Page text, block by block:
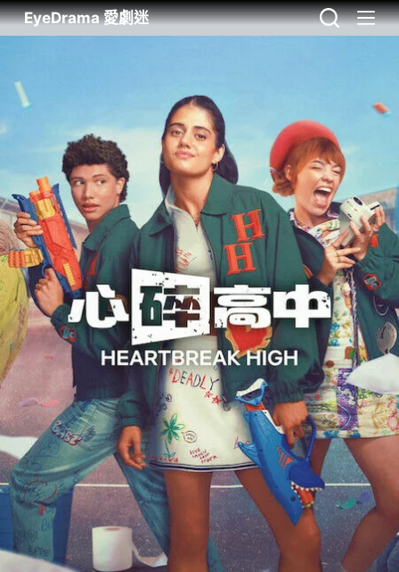
EyeDrama 愛劇迷